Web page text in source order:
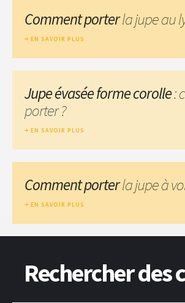
Comment porterla jupe au
EN SAVOIR PLUS
Jupe évasée forme corolle:
porter ?
EN SAVOIR PLUS
Comment porterla jupe à
EN SAVOIR PLUS
Rechercher des